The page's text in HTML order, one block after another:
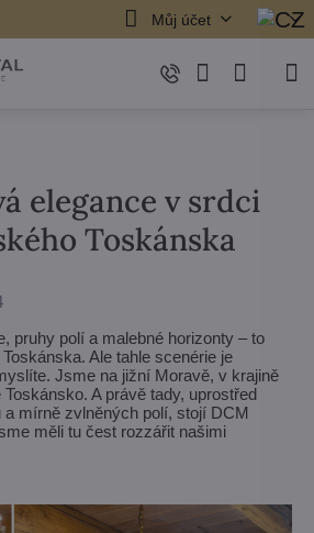
Můj účet
elegance v srdci
Toskánska
pruhy polí a malebné horizonty – to
Ale tahle scenérie je
Jsme na jižní Moravě, v krajině
A právě tady, uprostřed
a mírně zvlněných polí, stojí DCM
měli tu čest rozzářit našimi